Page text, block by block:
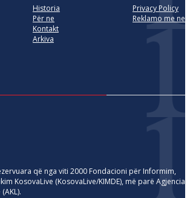
Historia
Për ne
Kontakt
Arkiva
Privacy Policy
Reklamo me ne
që nga viti 2000 Fondacioni për Informim,
KosovaLive (KosovaLive/KIMDE), më parë Agjencia